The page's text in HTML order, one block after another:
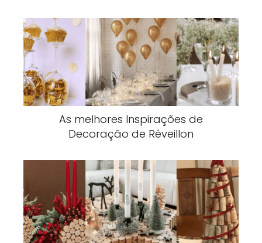
As melhores Inspirações de
Decoração de Réveillon